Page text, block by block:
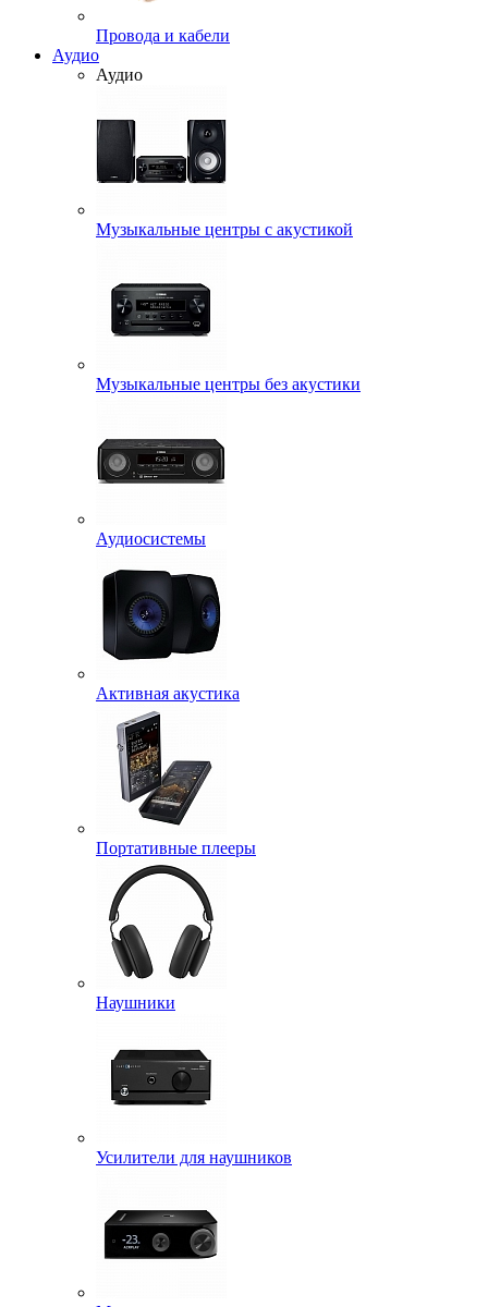
Провода и кабели
Аудио
Аудио
Музыкальные центры с акустикой
Музыкальные центры без акустики
Аудиосистемы
Активная акустика
Портативные плееры
Наушники
Усилители для наушников